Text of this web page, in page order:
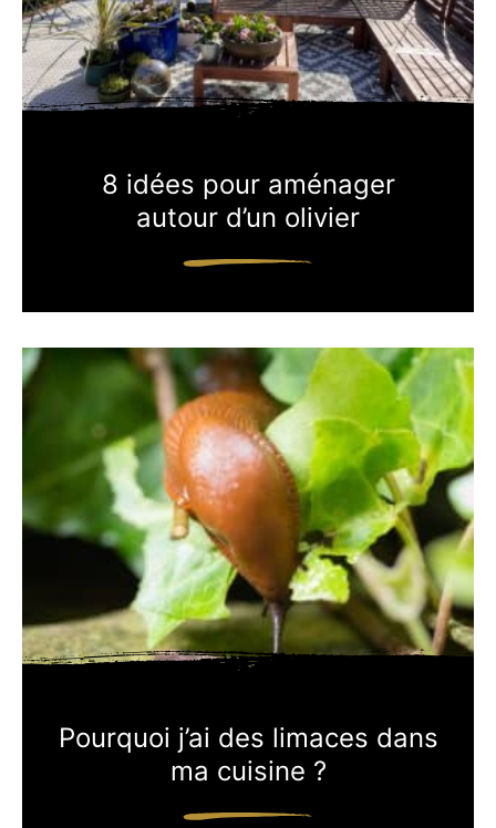
8 idées pour aménager
autour d’un olivier
Pourquoi j’ai des limaces dans
ma cuisine ?